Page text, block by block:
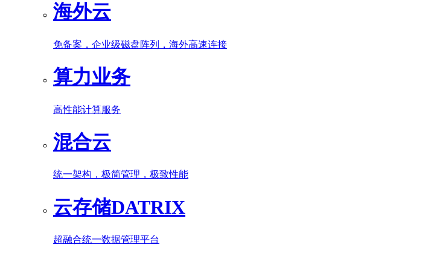
海外云
免备案，企业级磁盘阵列，海外高速连接
算力业务
高性能计算服务
混合云
统一架构，极简管理，极致性能
云存储DATRIX
超融合统一数据管理平台